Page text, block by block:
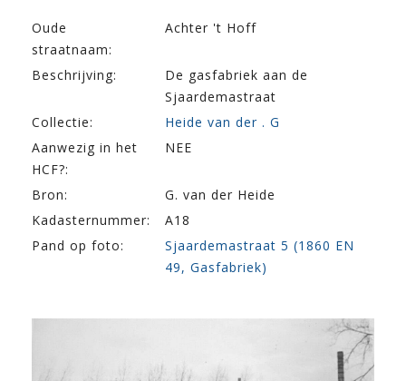
Oude
straatnaam:
Achter 't Hoff
Beschrijving:
De gasfabriek aan de
Sjaardemastraat
Collectie:
Heide van der . G
Aanwezig in het
HCF?:
NEE
Bron:
G. van der Heide
Kadasternummer:
A18
Pand op foto:
Sjaardemastraat 5 (1860 EN
49, Gasfabriek)